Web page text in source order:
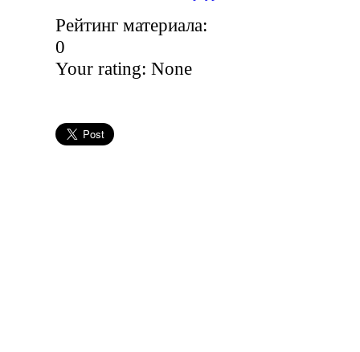
Рейтинг материала:
0
Your rating: None